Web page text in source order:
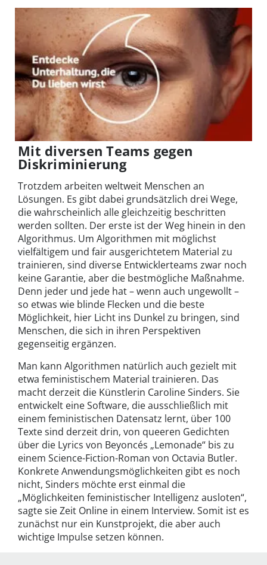
Mit diversen Teams gegen
Diskriminierung
Trotzdem arbeiten weltweit Menschen an
Lösungen. Es gibt dabei grundsätzlich drei Wege,
die wahrscheinlich alle gleichzeitig beschritten
werden sollten. Der erste ist der Weg hinein in den
Algorithmus. Um Algorithmen mit möglichst
vielfältigem und fair ausgerichtetem Material zu
trainieren, sind diverse Entwicklerteams zwar noch
keine Garantie, aber die bestmögliche Maßnahme.
Denn jeder und jede hat – wenn auch ungewollt –
so etwas wie blinde Flecken und die beste
Möglichkeit, hier Licht ins Dunkel zu bringen, sind
Menschen, die sich in ihren Perspektiven
gegenseitig ergänzen.
Man kann Algorithmen natürlich auch gezielt mit
etwa feministischem Material trainieren. Das
macht derzeit die Künstlerin Caroline Sinders. Sie
entwickelt eine Software, die ausschließlich mit
einem feministischen Datensatz lernt, über 100
Texte sind derzeit drin, von queeren Gedichten
über die Lyrics von Beyoncés „Lemonade“ bis zu
einem Science-Fiction-Roman von Octavia Butler.
Konkrete Anwendungsmöglichkeiten gibt es noch
nicht, Sinders möchte erst einmal die
„Möglichkeiten feministischer Intelligenz ausloten“,
sagte sie Zeit Online in einem Interview. Somit ist es
zunächst nur ein Kunstprojekt, die aber auch
wichtige Impulse setzen können.